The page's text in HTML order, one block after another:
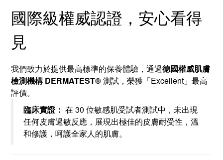
國際級權威認證，安心看得
見
我們致力於提供最高標準的保養體驗，通過德國權威肌膚
檢測機構 DERMATEST®測試，榮獲「Excellent」最高
評價。
臨床實證： 在 30 位敏感肌受試者測試中，未出現
任何皮膚過敏反應，展現出極佳的皮膚耐受性，溫
和修護，呵護全家人的肌膚。